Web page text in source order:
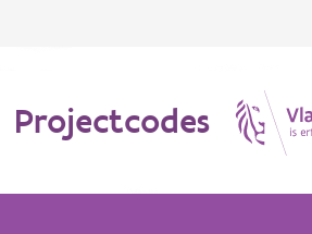
Projectcodes